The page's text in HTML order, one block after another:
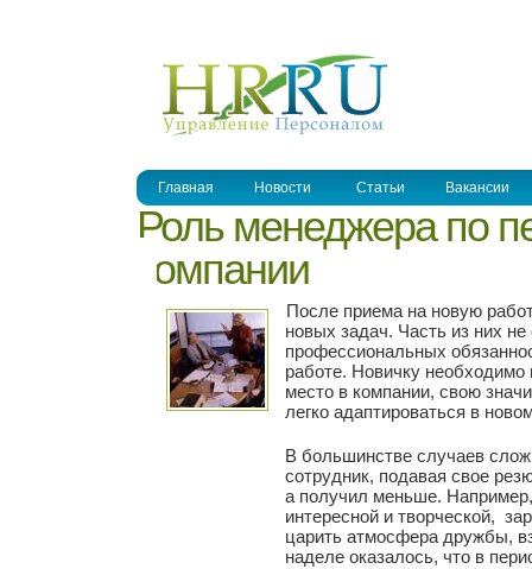
Главная Новости Статьи Вакансии
Роль менеджера по
компании
После приема на новую
новых задач. Часть из них
профессиональных
работе. Новичку
место в компании, свою
легко адаптироваться в
В большинстве случаев
сотрудник, подавая свое
а получил меньше.
интересной и творческой,
царить атмосфера дружбы,
наделе оказалось, что в